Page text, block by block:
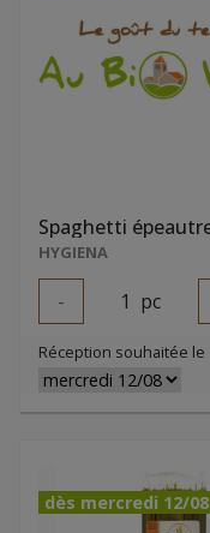
HYGIENA
- 1 pc
Réception souhaitée le
dès mercredi 12/08